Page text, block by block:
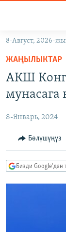
Навигацияга
өтүңүз
Издөөгө
салыңыз
ЭКОНОМИКА
МАДАНИЯТ
БОРБОР АЗИЯ
УКРАИНА
АТАЙЫН
ТВ
ЭКСПЕРТТЕР
ӨЗГӨЧӨ
8-Август, 2026-
ЖАҢЫЛЫКТАР
АКШ
мунасага
8-Январь, 2024
Бөлүшүңүз
Бизди Google'дан